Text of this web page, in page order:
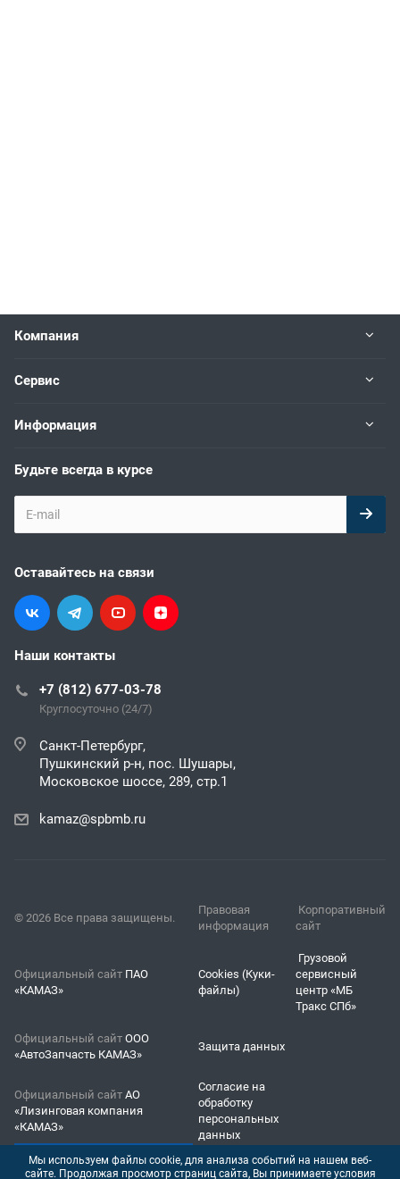
Компания
Сервис
Информация
Будьте всегда в курсе
Оставайтесь на связи
Наши контакты
+7 (812) 677-03-78
Круглосуточно (24/7)
Санкт-Петербург,
Пушкинский р-н, пос. Шушары,
Московское шоссе, 289, стр.1
kamaz@spbmb.ru
© 2026 Все права защищены.
Правовая
информация
Корпоративный
сайт
Официальный сайт ПАО
«КАМАЗ»
Cookies (Куки-
файлы)
Грузовой
сервисный
центр «МБ
Тракс СПб»
Официальный сайт ООО
«АвтоЗапчасть КАМАЗ»
Защита данных
Официальный сайт АО
«Лизинговая компания
«КАМАЗ»
Согласие на
обработку
персональных
данных
Мы используем файлы cookie, для анализа событий на нашем веб-
сайте. Продолжая просмотр страниц сайта, Вы принимаете условия